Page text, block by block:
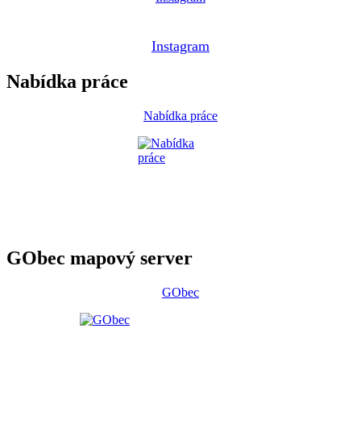
Instagram
Nabídka práce
Nabídka práce
GObec mapový server
GObec